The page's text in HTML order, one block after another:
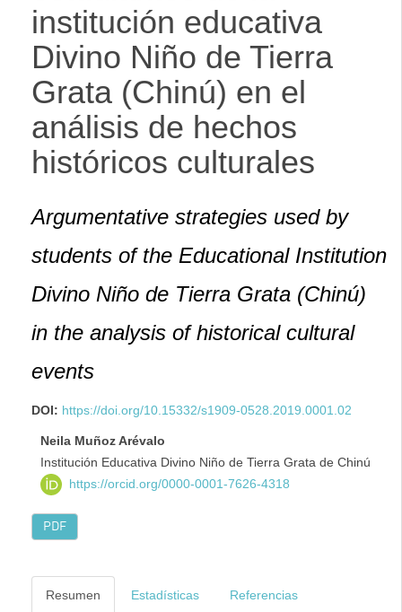
institución educativa
Divino Niño de Tierra
Grata (Chinú) en el
análisis de hechos
históricos culturales
Argumentative strategies used by
students of the Educational Institution
Divino Niño de Tierra Grata (Chinú)
in the analysis of historical cultural
events
DOI: https://doi.org/10.15332/s1909-0528.2019.0001.02
Neila Muñoz Arévalo
Institución Educativa Divino Niño de Tierra Grata de Chinú
https://orcid.org/0000-0001-7626-4318
PDF
Resumen Estadísticas Referencias